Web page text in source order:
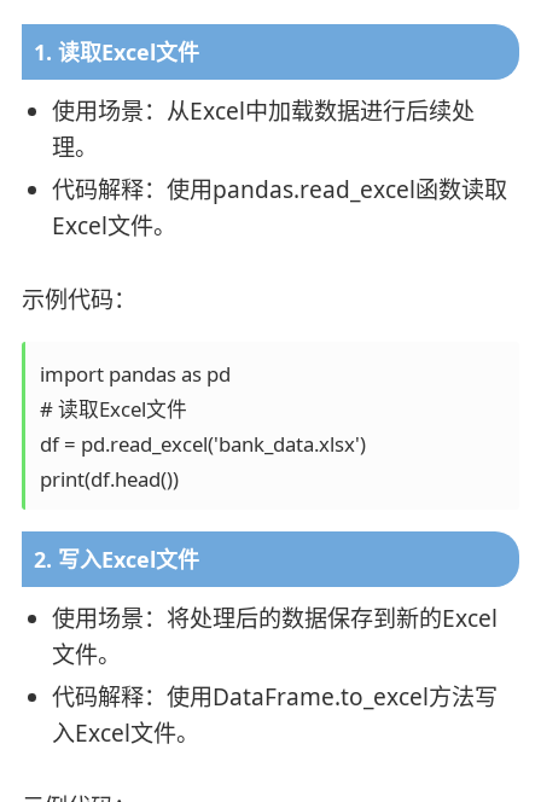
1. 读取Excel文件
使用场景：从Excel中加载数据进行后续处
理。
代码解释：使用pandas.read_excel函数读取
Excel文件。
示例代码：
import pandas as pd
# 读取Excel文件
df = pd.read_excel('bank_data.xlsx')
print(df.head())
2. 写入Excel文件
使用场景：将处理后的数据保存到新的Excel
文件。
代码解释：使用DataFrame.to_excel方法写
入Excel文件。